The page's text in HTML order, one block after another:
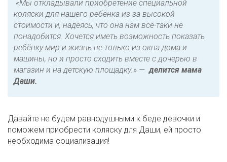
«Мы откладывали приобретение специальной
коляски для нашего ребёнка из-за высокой
стоимости и, надеясь, что она нам всё-таки не
понадобится. Хочется иметь возможность показать
ребёнку мир и жизнь не только из окна дома и
машины, но и просто сходить вместе с дочерью в
магазин и на детскую площадку.» —делится мама
Даши.
Давайте не будем равнодушными к беде девочки и
поможем приобрести коляску для Даши, ей просто
необходима социализация!